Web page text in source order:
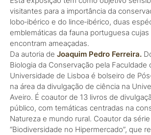
visitantes para a importância da
lobo‑ibérico e do lince‑ibérico, duas
emblemáticas da fauna portuguesa
encontram ameaçadas.
Da autoria de Joaquim Pedro Ferreira.
Biologia da Conservação pela Faculdade
Universidade de Lisboa é bolseiro de
na área da divulgação de ciência na
Aveiro. É coautor de 13 livros de
público, com temáticas centradas na
Natureza e mundo rural. Coautor da
“Biodiversidade no Hipermercado”, que